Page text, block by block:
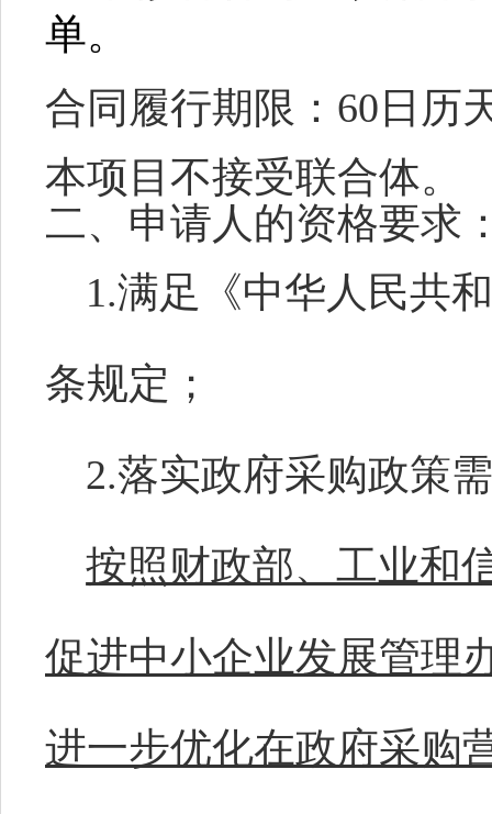
单。
合同履行期限： 60日历
本项目不接受联合体。
二、申请人的资格要求
1.满足《中华人民共
条规定；
2.落实政府采购政策
按照财政部、工业和
促进中小企业发展管理
进一步优化在政府采购